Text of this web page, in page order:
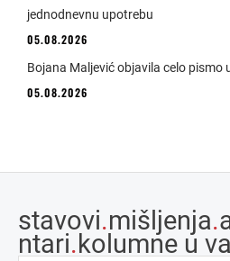
jednodnevnu upotrebu
05.08.2026
Bojana Maljević objavila celo pismo
05.08.2026
stavovi.mišljenja.
ntari.kolumne u